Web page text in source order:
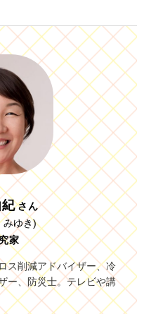
さん
みゆき)
家
ス削減アドバイザー、冷
ー、防災士。テレビや講